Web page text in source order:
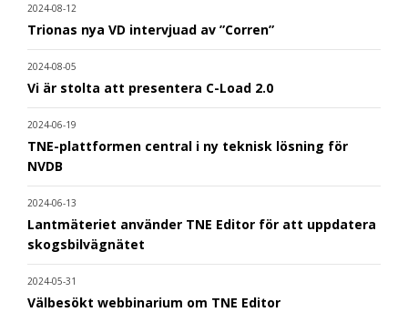
2024-08-12
Trionas nya VD intervjuad av ”Corren”
2024-08-05
Vi är stolta att presentera C-Load 2.0
2024-06-19
TNE-plattformen central i ny teknisk lösning för
NVDB
2024-06-13
Lantmäteriet använder TNE Editor för att uppdatera
skogsbilvägnätet
2024-05-31
Välbesökt webbinarium om TNE Editor